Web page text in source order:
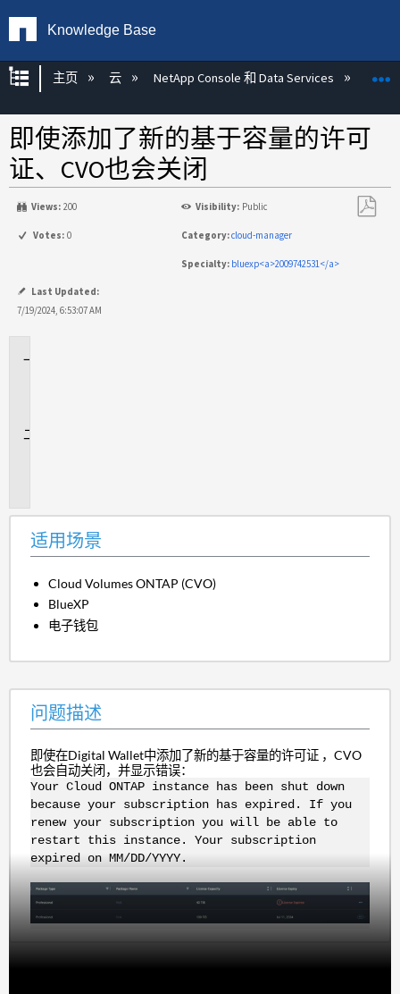
Knowledge Base
扩展/隐缩全局层次
主页 云 NetApp Console 和 Data Services
即使添加了新的基于容量的许可
证、CVO也会关闭
Views: 200 Visibility: Public
Votes: 0 Category:cloud-manager
Specialty: bluexp<a>2009742531</a>
Last Updated:
7/19/2024, 6:53:07 AM
适用场景
Cloud Volumes ONTAP (CVO)
BlueXP
电子钱包
问题描述
即使在Digital Wallet中添加了新的基于容量的许可证 ，CVO
也会自动关闭，并显示错误：
Your Cloud ONTAP instance has been shut down
because your subscription has expired. If you
renew your subscription you will be able to
restart this instance. Your subscription
expired on MM/DD/YYYY.